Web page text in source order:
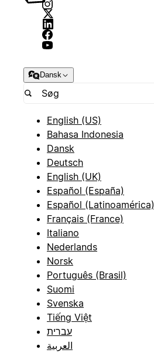
Dansk
English (US)
Bahasa Indonesia
Dansk
Deutsch
English (UK)
Español (España)
Español (Latinoamérica)
Français (France)
Italiano
Nederlands
Norsk
Português (Brasil)
Suomi
Svenska
Tiếng Việt
עברית
العربية